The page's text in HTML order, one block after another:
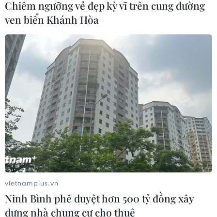
Pin xe điện - lời giải của bài toán
nguồn điện cho AI
30/07/2026 01:35
Kia đầu tư 649 triệu USD sản xuất ôtô
điện tại Mexico
29/07/2026 23:45
Động đất tại Kumamoto làm đình trệ
chuỗi cung ứng bán dẫn và ôtô Nhật
Bản
29/07/2026 14:37
Chiêm ngưỡng vẻ đẹp kỳ vĩ trên cung đường
ven biển Khánh Hòa
vietnamplus.vn
Ninh Bình phê duyệt hơn 500 tỷ đồng xây
dựng nhà chung cư cho thuê